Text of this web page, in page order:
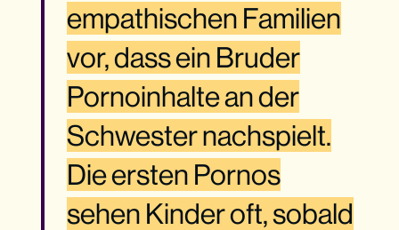
empathischen Familien
vor, dass ein Bruder
Pornoinhalte an der
Schwester nachspielt.
Die ersten Pornos
sehen Kinder oft, sobald